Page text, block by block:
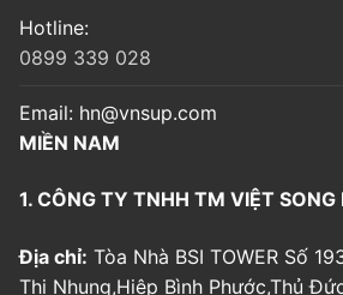
Hotline:
0899 339 028
Email: hn@vnsup.com
MIỀN NAM
1. CÔNG TY TNHH TM VIỆT SONG
Địa chỉ: Tòa Nhà BSI TOWER Số
Thị Nhung,Hiệp Bình Phước,Thủ